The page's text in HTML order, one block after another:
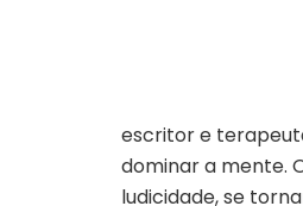
escritor e
dominar a mente.
ludicidade, se